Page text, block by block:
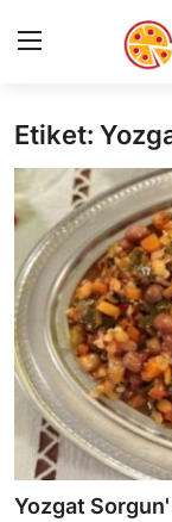
AnaSayfa
Gizlilik
Rüya Tabirleri
Diyet & Sağlıklı
İletişim
Şehirler
Helal Gıda &
Etiket:
Yozgat